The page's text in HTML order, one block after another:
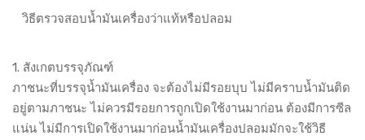
วิธีตรวจสอบน้ำมันเครื่องว่าแท้หรือปลอม
1. สังเกตบรรจุภัณฑ์
ภาชนะที่บรรจุน้ำมันเครื่อง จะต้องไม่มีรอยบุบ ไม่มีคราบน้ำมันติด
อยู่ตามภาชนะ ไม่ควรมีรอยการถูกเปิดใช้งานมาก่อน ต้องมีการซีล
แน่น ไม่มีการเปิดใช้งานมาก่อนน้ำมันเครื่องปลอมมักจะใช้วิธี